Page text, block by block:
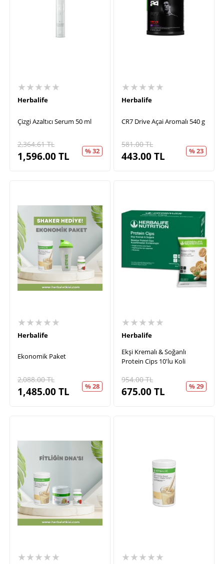
★★★★★
Herbalife
Çizgi Azaltıcı Serum 50 ml
2,364.61TL
1,596.00TL % 32
★★★★★
Herbalife
CR7 Drive Açai Aromalı 540 g
581.00TL
443.00TL % 23
★★★★★
Herbalife
Ekonomik Paket
2,088.00TL
1,485.00TL % 28
★★★★★
Herbalife
Ekşi Kremalı & Soğanlı
Protein Cips 10'lu Koli
954.00TL
675.00TL % 29
★★★★★ ★★★★★